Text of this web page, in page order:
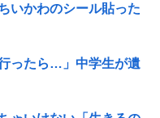
いかわのシール貼った
ったら…」中学生が遺